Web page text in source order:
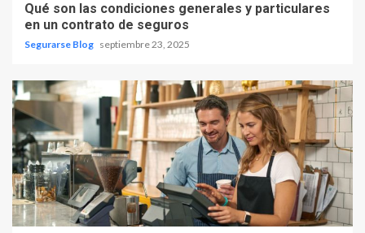
Qué son las condiciones generales y particulares
en un contrato de seguros
Segurarse Blog septiembre 23, 2025